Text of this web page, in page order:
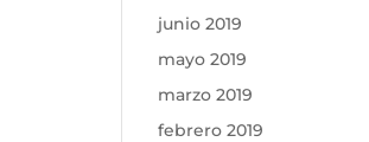
junio 2019
mayo 2019
marzo 2019
febrero 2019